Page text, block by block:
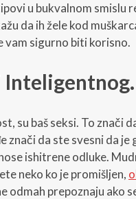
u bukvalnom smislu
da ih žele kod
vam sigurno biti korisno.
Inteligentnog.
su baš seksi. To znači
znači da ste svesni da je
ishitrene odluke.
neko ko je promišljen,
odmah prepoznaju ako